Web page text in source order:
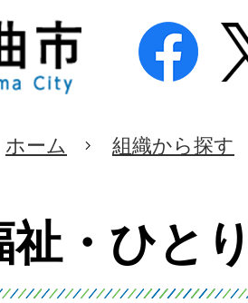
ホーム 組織から探す
祉・ひと